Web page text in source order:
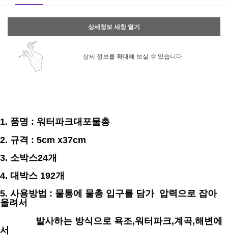
상세정보 새창 열기
상세 정보를 확대해 보실 수 있습니다.
1. 품명 : 워터파크대포물총
2. 규격 : 5cm x37cm
3. 소박스24개
4. 대박스 192개
5. 사용방법 : 물통에 물총 입구를 담가 압력으로 잡아
올려서
발사하는 방식으로 욕조,워터파크,계곡,해변에
서